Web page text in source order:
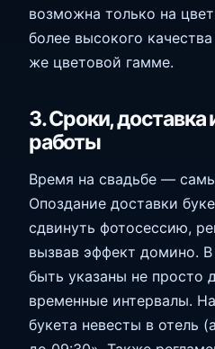
возможна только на
более высокого
же цветовой гамме.
3. Сроки,
работы
Время на свадьбе —
Опоздание доставки
сдвинуть фотосессию,
вызвав эффект домино.
быть указаны не просто
временные интервалы.
букета невесты в отель